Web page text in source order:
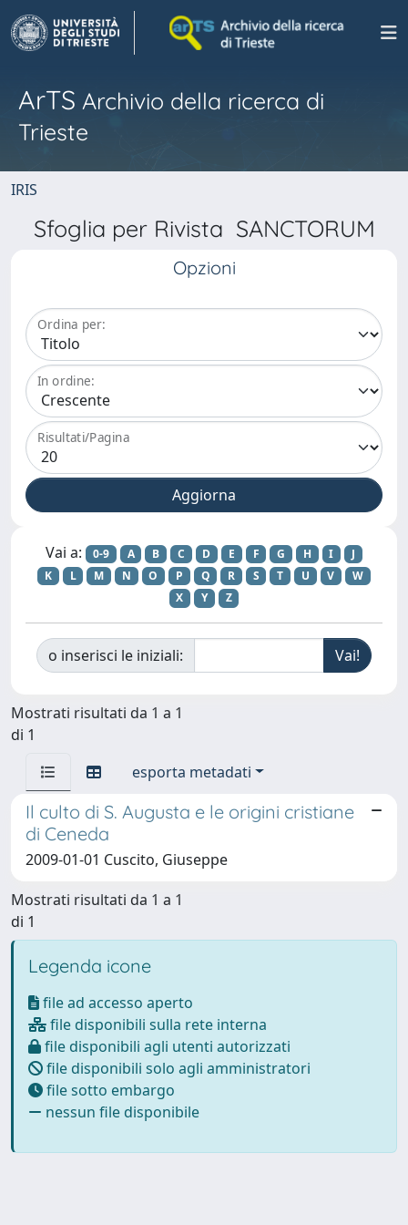
ArTS Archivio della ricerca di
Trieste
IRIS
Sfoglia per Rivista SANCTORUM
Opzioni
Ordina per:
In ordine:
Risultati/Pagina
Vai a: 0-9 A B C D E F G H I
J
K
L M N O P Q R S T U V
W
X
Y Z
o inserisci le iniziali:
Mostrati risultati da 1 a 1
di 1
esporta metadati
Il culto di S. Augusta e le origini cristiane
di Ceneda
2009-01-01 Cuscito, Giuseppe
Mostrati risultati da 1 a 1
di 1
Legenda icone
file ad accesso aperto
file disponibili sulla rete interna
file disponibili agli utenti autorizzati
file disponibili solo agli amministratori
file sotto embargo
nessun file disponibile